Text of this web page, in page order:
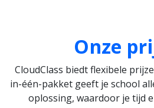
Onze
CloudClass biedt flexibele
in-één-pakket geeft je school
oplossing, waardoor je tijd